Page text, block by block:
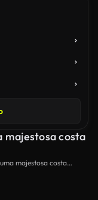
majestosa costa
majestosa costa